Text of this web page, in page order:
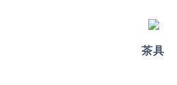
茶具